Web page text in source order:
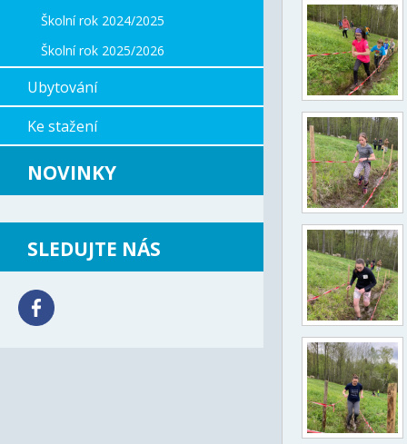
Školní rok 2024/2025
Školní rok 2025/2026
Ubytování
Ke stažení
NOVINKY
SLEDUJTE NÁS